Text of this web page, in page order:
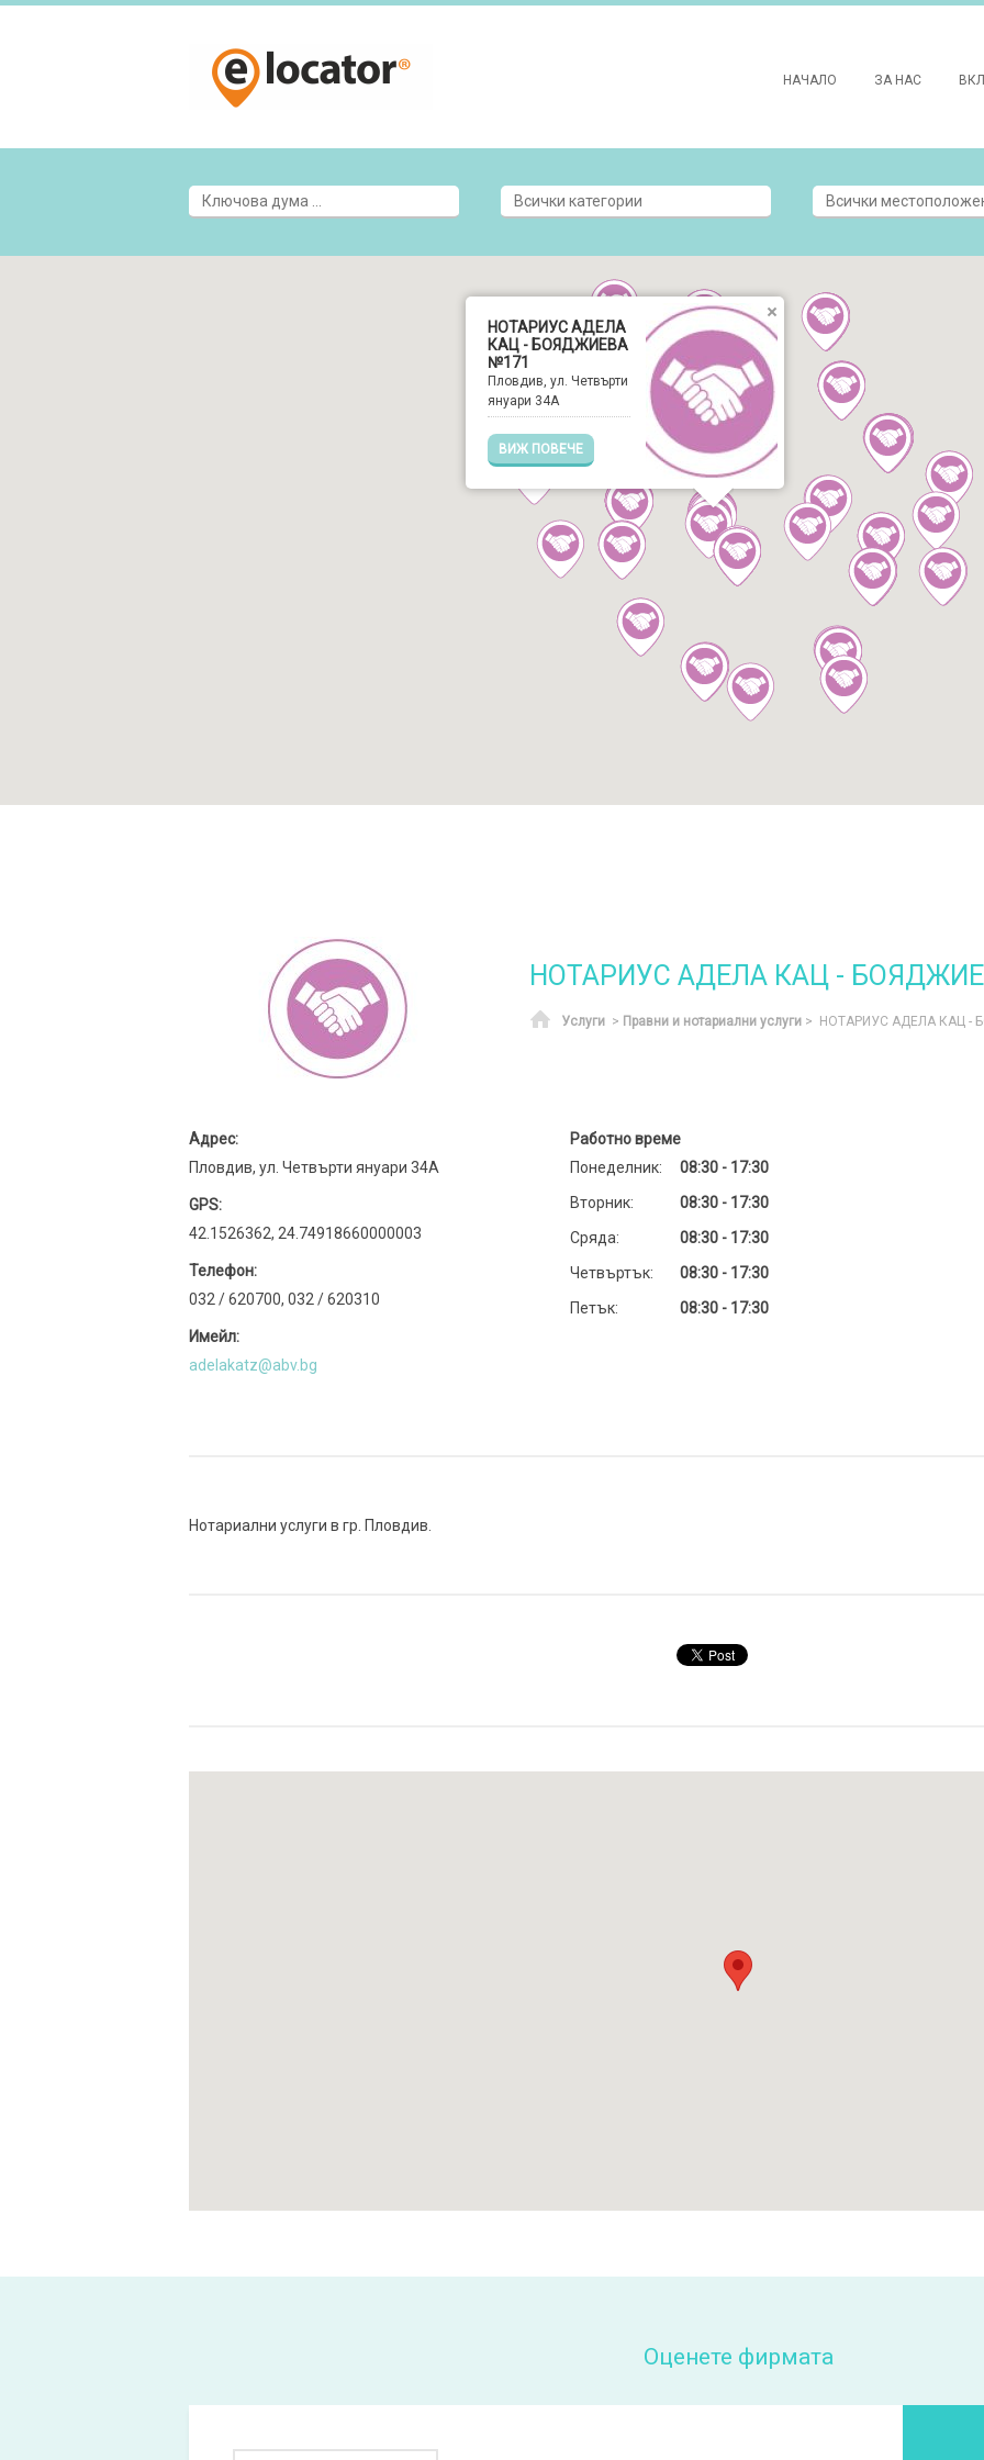
НАЧАЛО ЗА НАС
НОТАРИУС АДЕЛА
КАЦ - БОЯДЖИЕВА
№171
Пловдив, ул. Четвърти
януари 34А
ВИЖ ПОВЕЧЕ
НОТАРИУС АДЕЛА КАЦ -
Начало
Услуги > Правни и нотариални услуги > НОТАРИУС АДЕЛА КАЦ -
Адрес:
Пловдив, ул. Четвърти януари 34А
GPS:
42.1526362, 24.74918660000003
Телефон:
032 / 620700, 032 / 620310
Имейл:
adelakatz@abv.bg
Работно време
Понеделник:
08:30 - 17:30
Вторник:
08:30 - 17:30
Сряда:
08:30 - 17:30
Четвъртък:
08:30 - 17:30
Петък:
08:30 - 17:30
Нотариални услуги в гр. Пловдив.
Оценете фирмата